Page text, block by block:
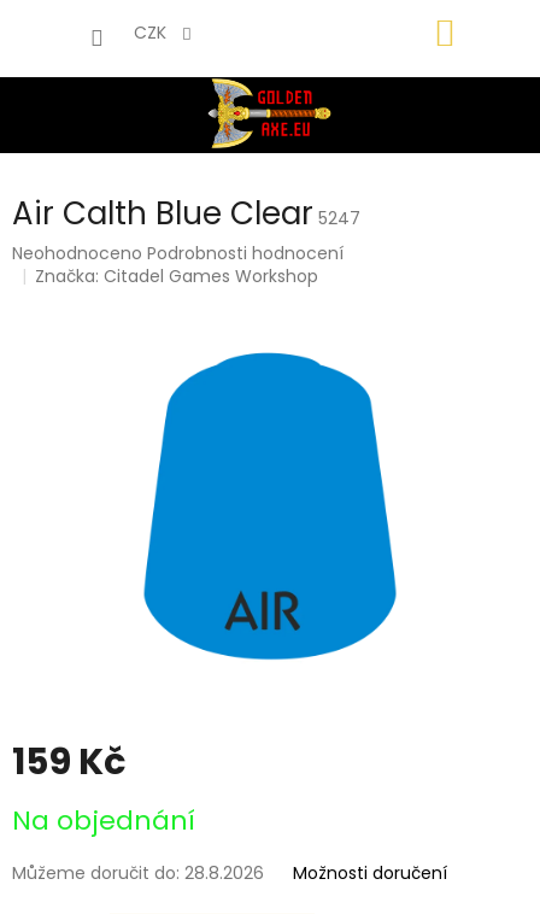
CZK
Air Calth Blue Clear 5247
Průměrné
hodnocení
Neohodnoceno Podrobnosti hodnocení
Značka:Citadel Games Workshop
159 Kč
cena:
Na objednání
Můžeme doručit do: 28.8.2026 Možnosti doručení